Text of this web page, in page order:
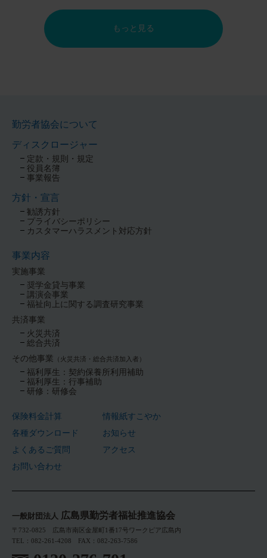
もっと見る
勤労者協会について
ディスクロージャー
定款・規則・規定
役員名簿
事業報告
方針・宣言
勧誘方針
プライバシーポリシー
カスタマーハラスメント対応方針
事業内容
実施事業
奨学金貸与事業
講演会事業
福祉向上に関する調査研究事業
共済事業
火災共済
総合共済
その他事業 （火災共済・総合共済加入者）
福利厚生：契約保養所利用補助
福利厚生：行事補助
研修：研修会
保険料金計算
情報紙すこやか
各種ダウンロード
お知らせ
よくあるご質問
アクセス
お問い合わせ
一般財団法人 広島県勤労者福祉推進協会
〒732-0825 広島市南区金屋町1番17号ワークピア広島内
TEL：082-261-4208 FAX：082-263-7586